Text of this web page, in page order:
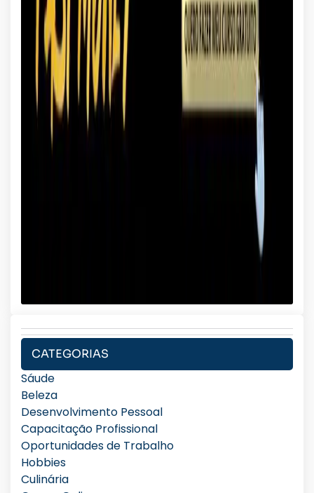
CATEGORIAS
Sáude
Beleza
Desenvolvimento Pessoal
Capacitação Profissional
Oportunidades de Trabalho
Hobbies
Culinária